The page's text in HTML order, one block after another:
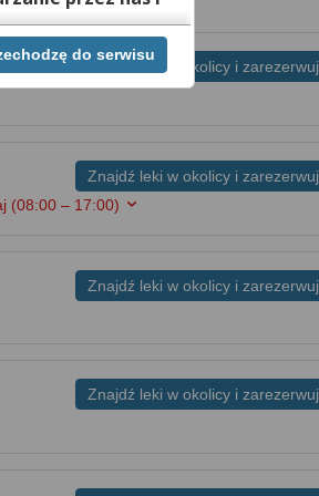
Znajdź leki w okolicy i zarezerwuj
Znajdź leki w okolicy i zarezerwuj
(08:00 – 17:00)
Znajdź leki w okolicy i zarezerwuj
Znajdź leki w okolicy i zarezerwuj
chwili cofnąć,
Jeżeli chcesz
tego dokonać
znajdziesz
do serwisu